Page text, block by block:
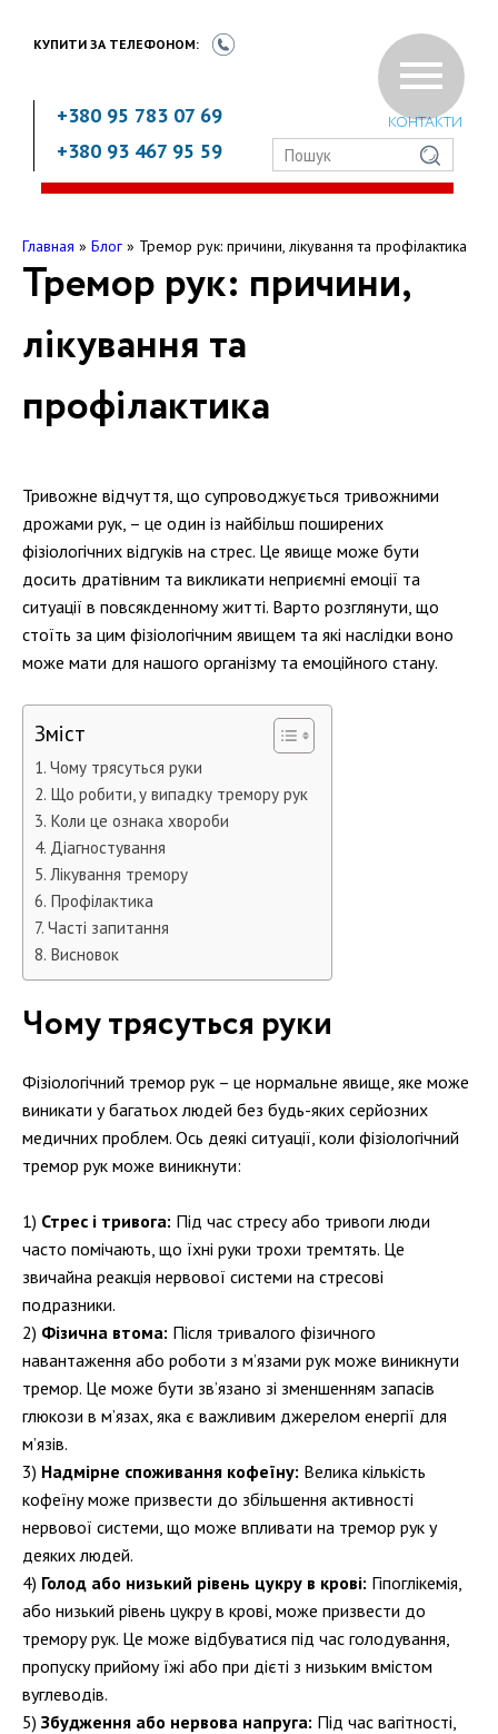
КУПИТИ ЗА ТЕЛЕФОНОМ:
+380 95 783 07 69
+380 93 467 95 59
КОНТАКТИ
Главная » Блог » Тремор рук: причини, лікування та профілактика
Тремор рук: причини,
лікування та
профілактика
Тривожне відчуття, що супроводжується тривожними
дрожами рук, – це один із найбільш поширених
фізіологічних відгуків на стрес. Це явище може бути
досить дратівним та викликати неприємні емоції та
ситуації в повсякденному житті. Варто розглянути, що
стоїть за цим фізіологічним явищем та які наслідки воно
може мати для нашого організму та емоційного стану.
Зміст
Чому трясуться руки
Що робити, у випадку тремору рук
Коли це ознака хвороби
Діагностування
Лікування тремору
Профілактика
Часті запитання
Висновок
Чому трясуться руки
Фізіологічний тремор рук – це нормальне явище, яке може
виникати у багатьох людей без будь-яких серйозних
медичних проблем. Ось деякі ситуації, коли фізіологічний
тремор рук може виникнути:
Стрес і тривога: Під час стресу або тривоги люди
часто помічають, що їхні руки трохи тремтять. Це
звичайна реакція нервової системи на стресові
подразники.
Фізична втома: Після тривалого фізичного
навантаження або роботи з м’язами рук може виникнути
тремор. Це може бути зв’язано зі зменшенням запасів
глюкози в м’язах, яка є важливим джерелом енергії для
м’язів.
Надмірне споживання кофеїну: Велика кількість
кофеїну може призвести до збільшення активності
нервової системи, що може впливати на тремор рук у
деяких людей.
Голод або низький рівень цукру в крові: Гіпоглікемія,
або низький рівень цукру в крові, може призвести до
тремору рук. Це може відбуватися під час голодування,
пропуску прийому їжі або при дієті з низьким вмістом
вуглеводів.
Збудження або нервова напруга: Під час вагітності,